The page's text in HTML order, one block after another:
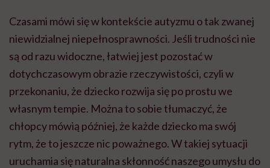
Czasami mówi się w kontekście autyzmu o tak zwanej
niewidzialnej niepełnosprawności. Jeśli trudności nie
są od razu widoczne, łatwiej jest pozostać w
dotychczasowym obrazie rzeczywistości, czyli w
przekonaniu, że dziecko rozwija się po prostu we
własnym tempie. Można to sobie tłumaczyć, że
chłopcy mówią później, że każde dziecko ma swój
rytm, że to jeszcze nic poważnego. W takiej sytuacji
uruchamia się naturalna skłonność naszego umysłu do